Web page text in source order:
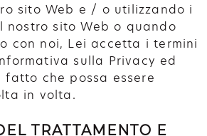
sito Web e / o utilizzando i
nostro sito Web o quando
con noi, Lei accetta i termini
sulla Privacy ed
che possa essere
in volta.
TRATTAMENTO E